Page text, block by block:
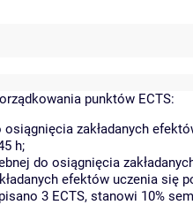
punktów ECTS:
zakładanych
h;
do osiągnięcia
efektów uczenia się
3 ECTS, stanowi 10%